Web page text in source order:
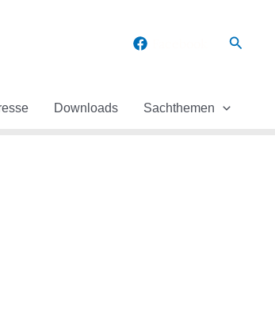
Downloads Sachthemen